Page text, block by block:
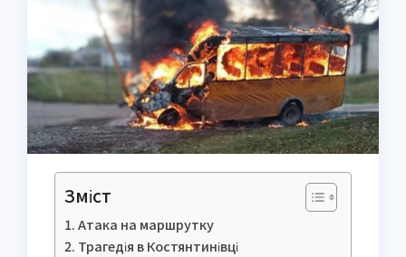
Зміст
Атака на маршрутку
Трагедія в Костянтинівці